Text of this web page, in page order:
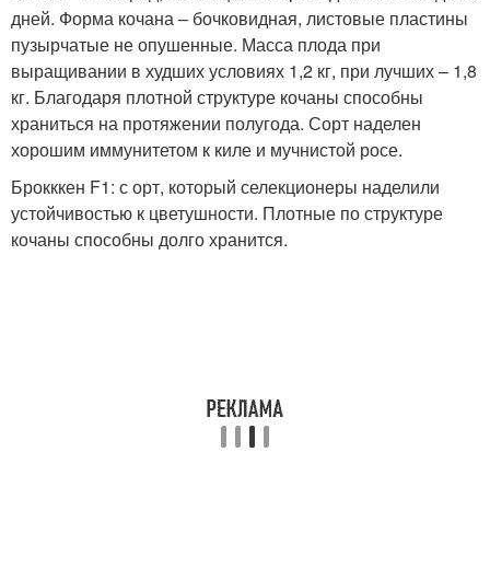
дней. Форма кочана – бочковидная, листовые пластины
пузырчатые не опушенные. Масса плода при
выращивании в худших условиях 1,2 кг, при лучших – 1,8
кг. Благодаря плотной структуре кочаны способны
храниться на протяжении полугода. Сорт наделен
хорошим иммунитетом к киле и мучнистой росе.
Брокккен F1: с орт, который селекционеры наделили
устойчивостью к цветушности. Плотные по структуре
кочаны способны долго хранится.